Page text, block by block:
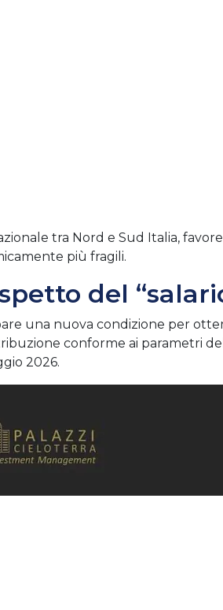
tra Nord e Sud Italia,
più fragili.
del
una nuova condizione per
conforme ai parametri
2026.